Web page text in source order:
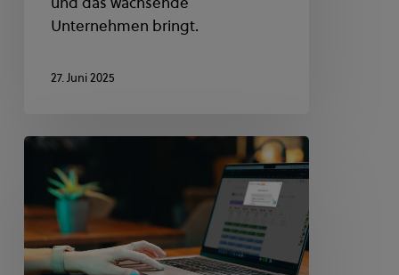
Unternehmen bringt.
27. Juni 2025
Dienstplan
automatisieren:
geht’s
mit
e2n